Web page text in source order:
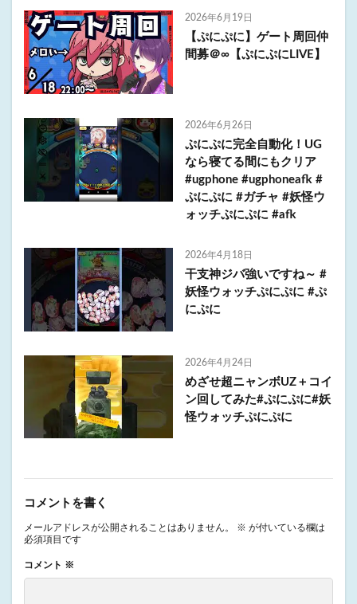
2026年6月19日
【ぷにぷに】ゲート周回仲
間募＠∞【ぷにぷにLIVE】
2026年6月26日
ぷにぷに完全自動化！UG
なら寝てる間にもクリア
#ugphone #ugphoneafk #
ぷにぷに #ガチャ #妖怪ウ
ォッチぷにぷに #afk
2026年4月18日
干支神ジバ強いですね～ #
妖怪ウォッチぷにぷに #ぷ
にぷに
2026年4月24日
めざせ超ニャンボUZ＋コイ
ン回してみた#ぷにぷに#妖
怪ウォッチぷにぷに
コメントを書く
メールアドレスが公開されることはありません。 ※ が付いている欄は
必須項目です
コメント ※